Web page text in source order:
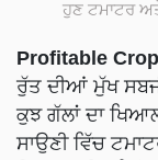
ਹੁਣ ਟਮਾਟਰ
Profitable
ਰੁੱਤ ਦੀਆਂ ਮੁੱਖ
ਕੁਝ ਗੱਲਾਂ ਦਾ
ਸਾਉਣੀ ਵਿੱਚ